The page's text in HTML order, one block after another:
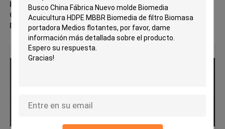
PE03 MBBR Bio Media
China Fabricante Nuevo
Biomover de material de
Hdpe
Fábrica de medios de filtro
virgen de HDPE MBBR